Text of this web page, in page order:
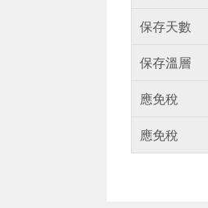
保存天數
保存溫層
應免稅
應免稅